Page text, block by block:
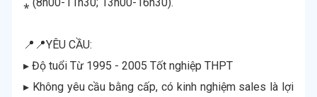
📍📍YÊU CẦU:
▸ Độ tuổi Từ 1995 - 2005 Tốt nghiệp THPT
▸ Không yêu cầu bằng cấp, có kinh nghiệm sales là lợi